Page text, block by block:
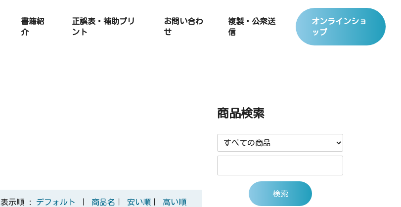
書籍紹
介
正誤表・補助プリ
ント
お問い合わ
せ
複製・公衆送
信
オンラインショ
ップ
表示順 : デフォルト 商品名 安い順 高い順
商品検索